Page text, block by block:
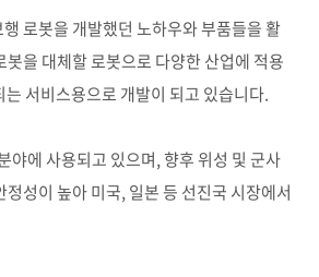
로봇을 개발했던 노하우와 부품들을 활
을 대체할 로봇으로 다양한 산업에 적용
서비스용으로 개발이 되고 있습니다.
야에 사용되고 있으며, 향후 위성 및 군사
성이 높아 미국, 일본 등 선진국 시장에서